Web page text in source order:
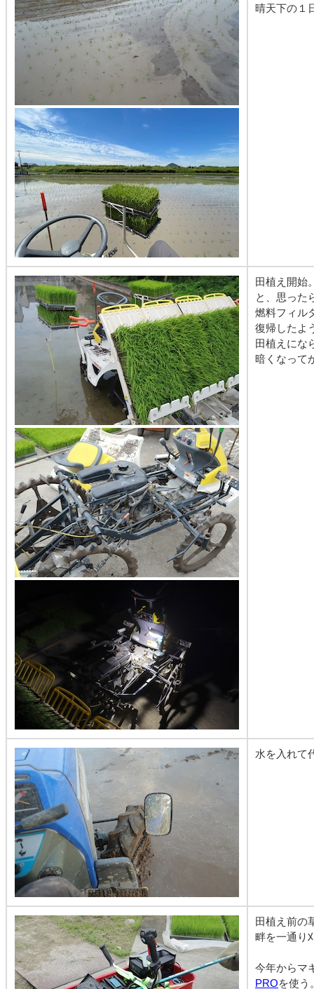
晴天下の１
田植え開始
と、思った
燃料フィル
復帰したよ
田植えにな
暗くなって
水を入れて
田植え前の
畔を一通り
今年からマ
PROを使う